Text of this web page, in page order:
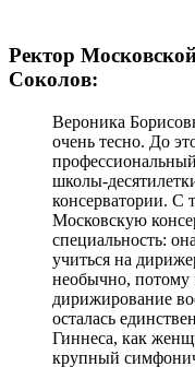
Ректор
Соколов:
Вероника
очень тесно. До
школы-
консерватории. С
Московскую
специальность:
учиться на
необычно, потому
дирижирование
осталась
Гиннеса, как
крупный